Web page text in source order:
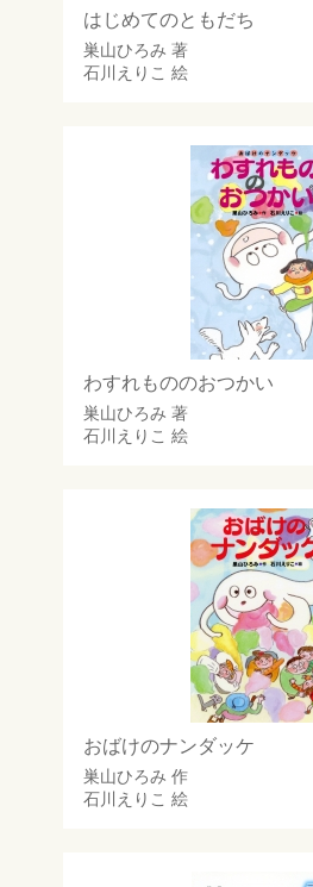
はじめてのともだち
巣山ひろみ 著
石川えりこ 絵
わすれもののおつかい
巣山ひろみ 著
石川えりこ 絵
おばけのナンダッケ
巣山ひろみ 作
石川えりこ 絵